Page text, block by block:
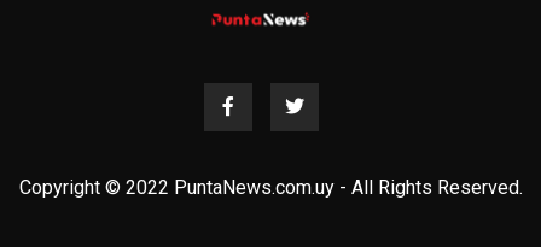
Copyright © 2022 PuntaNews.com.uy - All Rights Reserved.